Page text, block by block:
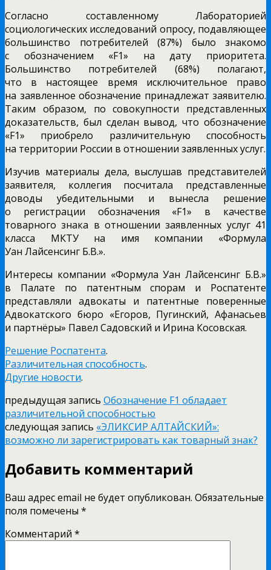
Согласно составленному Лабораторией
социологических исследований опросу, подавляющее
большинство потребителей (87%) было знакомо
с обозначением «F1» на дату приоритета.
Большинство потребителей (68%) полагают,
что в настоящее время исключительное право
на заявленное обозначение принадлежат заявителю.
Таким образом, по совокупности представленных
доказательств, был сделан вывод, что обозначение
«F1» приобрело различительную способность
на территории России в отношении заявленных услуг.
Изучив материалы дела, выслушав представителей
заявителя, коллегия посчитала представленные
доводы убедительными и вынесла решение
о регистрации обозначения «F1» в качестве
товарного знака в отношении заявленных услуг 41
класса МКТУ на имя компании «Формула
Уан Лайсенсинг Б.В.».
Интересы компании «Формула Уан Лайсенсинг Б.В.»
в Палате по патентным спорам и Роспатенте
представляли адвокаты и патентные поверенные
Адвокатского бюро «Егоров, Пугинский, Афанасьев
и партнёры» Павел Садовский и Ирина Косовская.
Решение Роспатента.
Различительная способность.
Другие новости.
предыдущая запись Обозначение F1 обладает
различительной способностью
следующая запись «ЭЛИКСИР АЛТАЙСКИЙ»:
возможно ли зарегистрировать как товарный знак?
Добавить комментарий
Ваш адрес email не будет опубликован. Обязательные
поля помечены *
Комментарий *